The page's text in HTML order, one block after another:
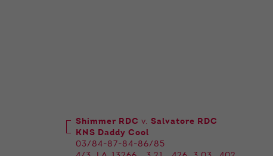
Shimmer RDC v. Salvatore RDC
KNS Daddy Cool
03/84-87-84-86/85